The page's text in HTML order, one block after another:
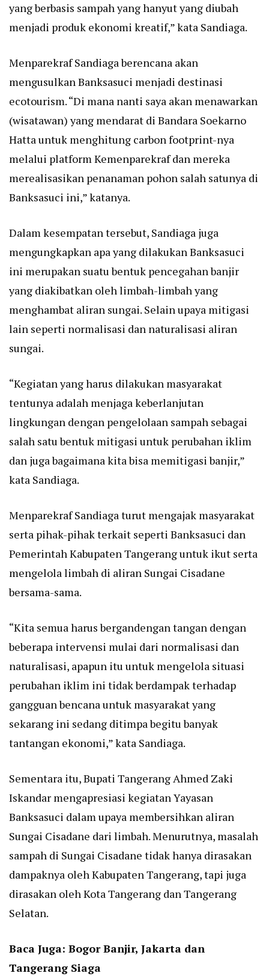
yang berbasis sampah yang hanyut yang diubah
menjadi produk ekonomi kreatif,” kata Sandiaga.
Menparekraf Sandiaga berencana akan
mengusulkan Banksasuci menjadi destinasi
ecotourism. “Di mana nanti saya akan menawarkan
(wisatawan) yang mendarat di Bandara Soekarno
Hatta untuk menghitung carbon footprint-nya
melalui platform Kemenparekraf dan mereka
merealisasikan penanaman pohon salah satunya di
Banksasuci ini,” katanya.
Dalam kesempatan tersebut, Sandiaga juga
mengungkapkan apa yang dilakukan Banksasuci
ini merupakan suatu bentuk pencegahan banjir
yang diakibatkan oleh limbah-limbah yang
menghambat aliran sungai. Selain upaya mitigasi
lain seperti normalisasi dan naturalisasi aliran
sungai.
“Kegiatan yang harus dilakukan masyarakat
tentunya adalah menjaga keberlanjutan
lingkungan dengan pengelolaan sampah sebagai
salah satu bentuk mitigasi untuk perubahan iklim
dan juga bagaimana kita bisa memitigasi banjir,”
kata Sandiaga.
Menparekraf Sandiaga turut mengajak masyarakat
serta pihak-pihak terkait seperti Banksasuci dan
Pemerintah Kabupaten Tangerang untuk ikut serta
mengelola limbah di aliran Sungai Cisadane
bersama-sama.
“Kita semua harus bergandengan tangan dengan
beberapa intervensi mulai dari normalisasi dan
naturalisasi, apapun itu untuk mengelola situasi
perubahan iklim ini tidak berdampak terhadap
gangguan bencana untuk masyarakat yang
sekarang ini sedang ditimpa begitu banyak
tantangan ekonomi,” kata Sandiaga.
Sementara itu, Bupati Tangerang Ahmed Zaki
Iskandar mengapresiasi kegiatan Yayasan
Banksasuci dalam upaya membersihkan aliran
Sungai Cisadane dari limbah. Menurutnya, masalah
sampah di Sungai Cisadane tidak hanya dirasakan
dampaknya oleh Kabupaten Tangerang, tapi juga
dirasakan oleh Kota Tangerang dan Tangerang
Selatan.
Baca Juga: Bogor Banjir, Jakarta dan
Tangerang Siaga